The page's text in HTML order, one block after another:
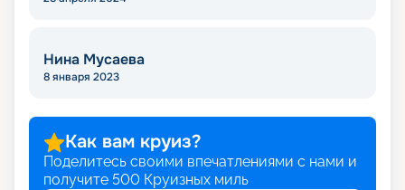
Нина Мусаева
8 января 2023
Как вам круиз?
Поделитесь своими впечатлениями с нами и
получите 500 Круизных миль